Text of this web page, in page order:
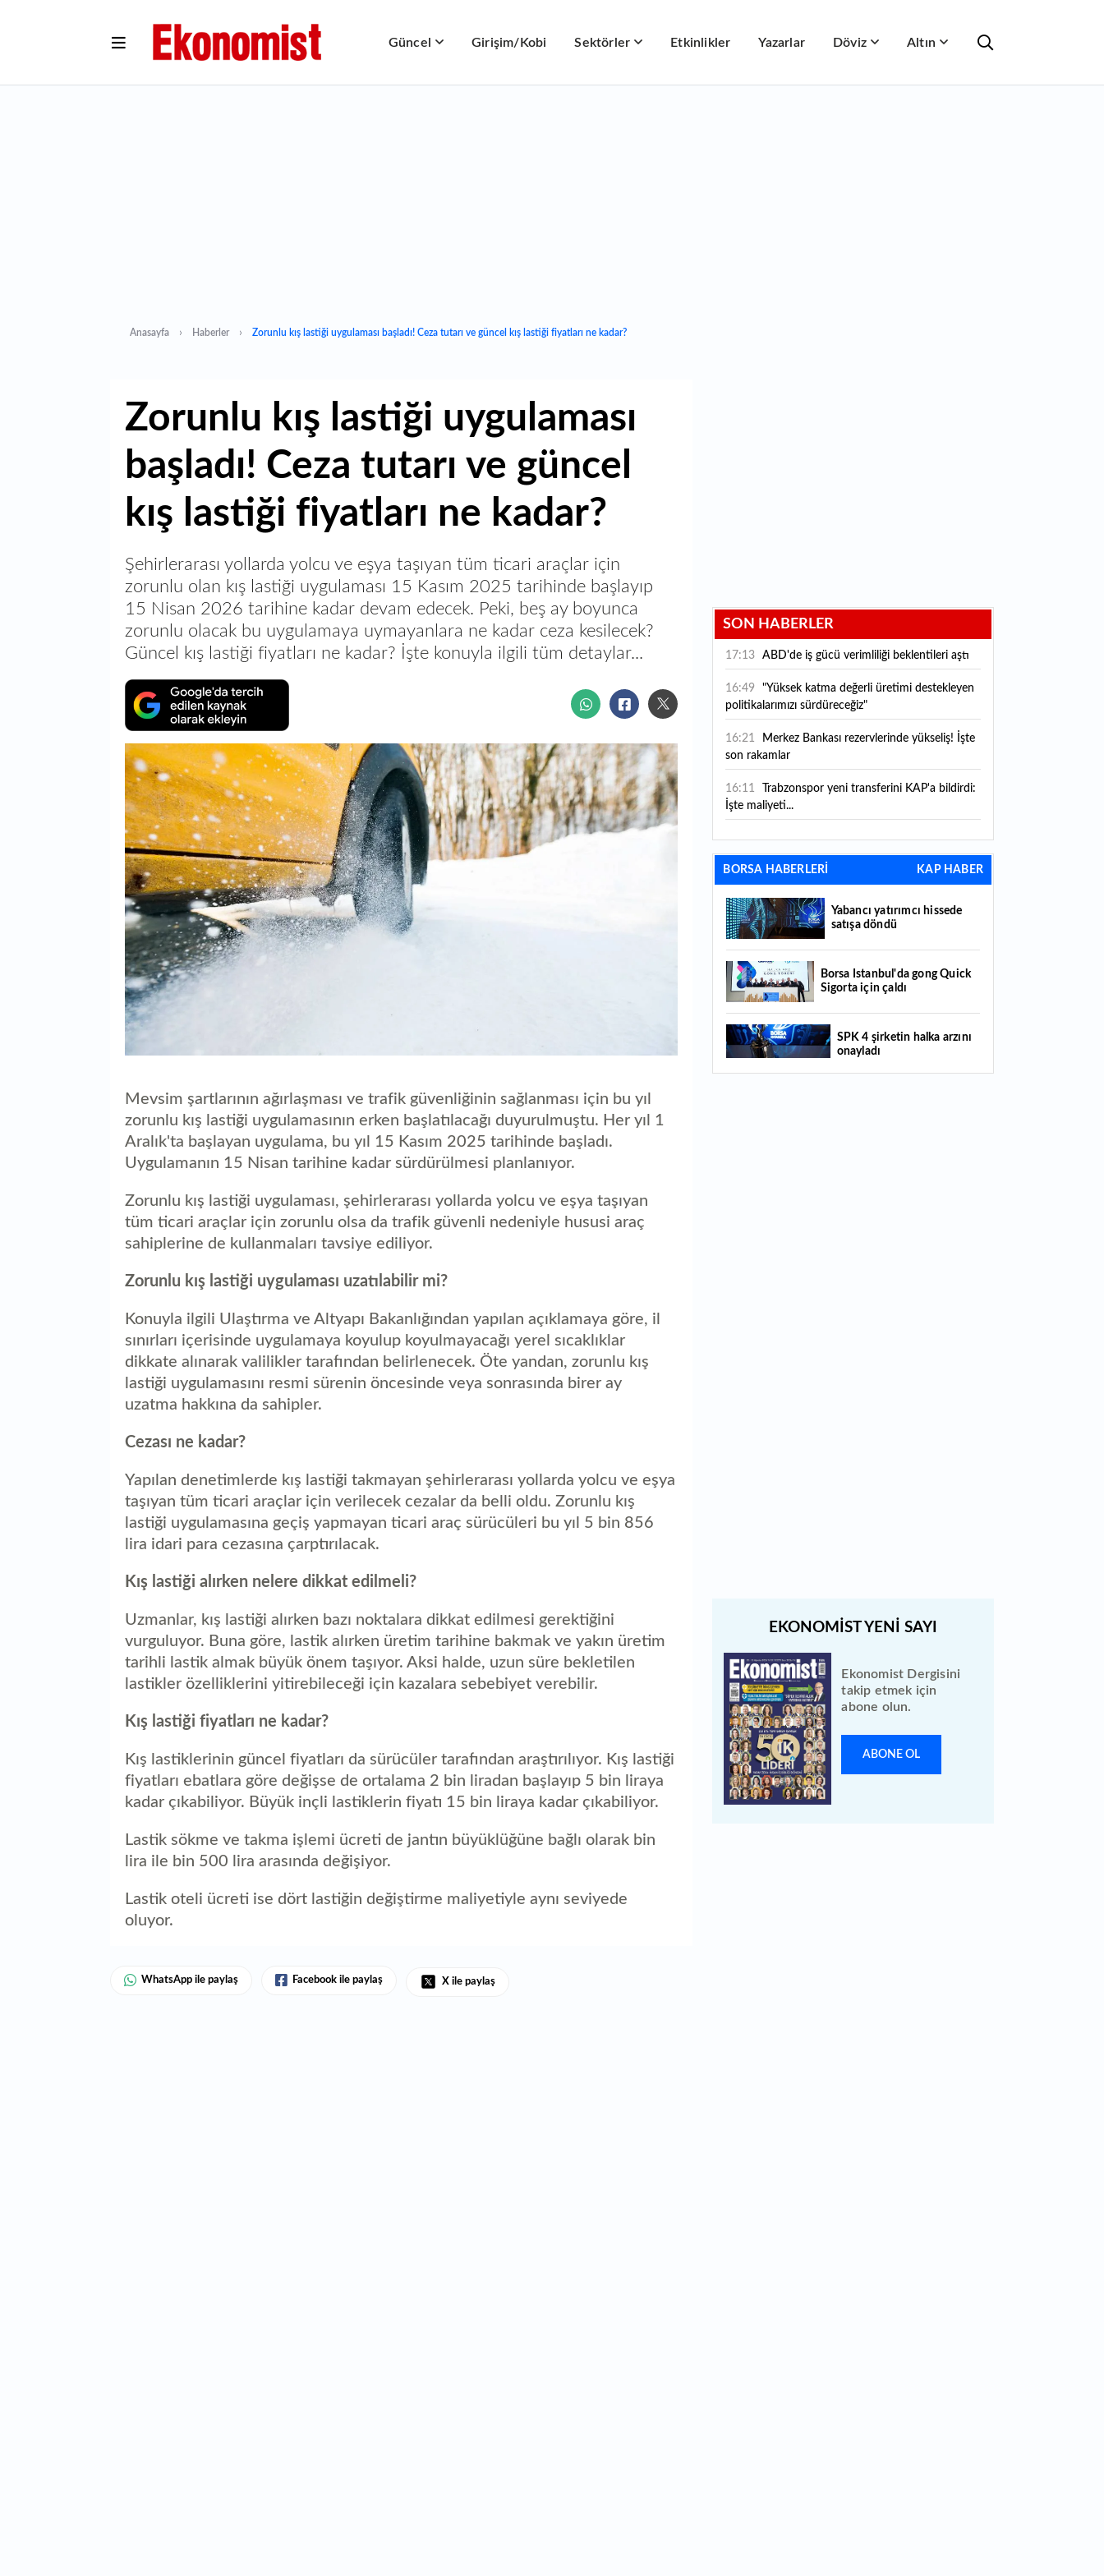
Güncel Girişim/Kobi Sektörler Etkinlikler Yazarlar Döviz Altın
Anasayfa Haberler Zorunlu kış lastiği uygulaması başladı! Ceza tutarı ve güncel kış lastiği fiyatları ne kadar?
Zorunlu kış lastiği uygulaması
başladı! Ceza tutarı ve güncel
kış lastiği fiyatları ne kadar?
Şehirlerarası yollarda yolcu ve eşya taşıyan tüm ticari araçlar için
zorunlu olan kış lastiği uygulaması 15 Kasım 2025 tarihinde başlayıp
15 Nisan 2026 tarihine kadar devam edecek. Peki, beş ay boyunca
zorunlu olacak bu uygulamaya uymayanlara ne kadar ceza kesilecek?
Güncel kış lastiği fiyatları ne kadar? İşte konuyla ilgili tüm detaylar...
Mevsim şartlarının ağırlaşması ve trafik güvenliğinin sağlanması için bu yıl
zorunlu kış lastiği uygulamasının erken başlatılacağı duyurulmuştu. Her yıl 1
Aralık'ta başlayan uygulama, bu yıl 15 Kasım 2025 tarihinde başladı.
Uygulamanın 15 Nisan tarihine kadar sürdürülmesi planlanıyor.
Zorunlu kış lastiği uygulaması, şehirlerarası yollarda yolcu ve eşya taşıyan
tüm ticari araçlar için zorunlu olsa da trafik güvenli nedeniyle hususi araç
sahiplerine de kullanmaları tavsiye ediliyor.
Zorunlu kış lastiği uygulaması uzatılabilir mi?
Konuyla ilgili Ulaştırma ve Altyapı Bakanlığından yapılan açıklamaya göre, il
sınırları içerisinde uygulamaya koyulup koyulmayacağı yerel sıcaklıklar
dikkate alınarak valilikler tarafından belirlenecek. Öte yandan, zorunlu kış
lastiği uygulamasını resmi sürenin öncesinde veya sonrasında birer ay
uzatma hakkına da sahipler.
Cezası ne kadar?
Yapılan denetimlerde kış lastiği takmayan şehirlerarası yollarda yolcu ve eşya
taşıyan tüm ticari araçlar için verilecek cezalar da belli oldu. Zorunlu kış
lastiği uygulamasına geçiş yapmayan ticari araç sürücüleri bu yıl 5 bin 856
lira idari para cezasına çarptırılacak.
Kış lastiği alırken nelere dikkat edilmeli?
Uzmanlar, kış lastiği alırken bazı noktalara dikkat edilmesi gerektiğini
vurguluyor. Buna göre, lastik alırken üretim tarihine bakmak ve yakın üretim
tarihli lastik almak büyük önem taşıyor. Aksi halde, uzun süre bekletilen
lastikler özelliklerini yitirebileceği için kazalara sebebiyet verebilir.
Kış lastiği fiyatları ne kadar?
Kış lastiklerinin güncel fiyatları da sürücüler tarafından araştırılıyor. Kış lastiği
fiyatları ebatlara göre değişse de ortalama 2 bin liradan başlayıp 5 bin liraya
kadar çıkabiliyor. Büyük inçli lastiklerin fiyatı 15 bin liraya kadar çıkabiliyor.
Lastik sökme ve takma işlemi ücreti de jantın büyüklüğüne bağlı olarak bin
lira ile bin 500 lira arasında değişiyor.
Lastik oteli ücreti ise dört lastiğin değiştirme maliyetiyle aynı seviyede
oluyor.
WhatsApp ile paylaş Facebook ile paylaş X ile paylaş
SON HABERLER
17:13 ABD'de iş gücü verimliliği beklentileri aştı
16:49
"Yüksek katma değerli üretimi destekleyen
politikalarımızı sürdüreceğiz"
16:21
son rakamlar
16:11
İşte maliyeti...
16:09 TMO 2026-2027 fındık alım fiyatlarını
açıkladı!
geriledi
15:07 Yabancı yatırımcı hissede satışa döndü
14:39
liraya geriledi
14:29 Türkiye'de her 4 kişiden 3'ü internet
bankacılığı kullanıyor
14:26 Türkiye'nin 2026 dijital karnesi: En çok
BORSA HABERLERİ KAP HABER
Yabancı yatırımcı hissede
satışa döndü
Borsa İstanbul'da gong Quick
Sigorta için çaldı
SPK 4 şirketin halka arzını
onayladı
Ekonomist Dergisini
takip etmek için
abone olun.
ABONE OL